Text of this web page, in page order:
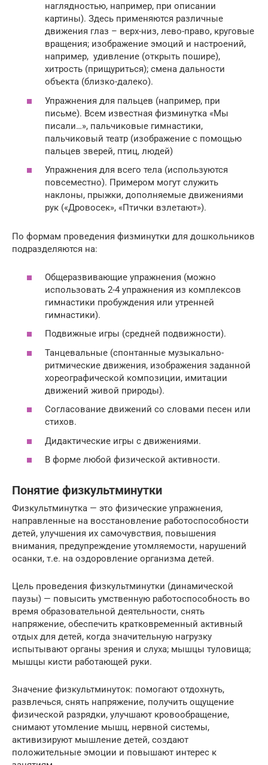
наглядностью, например, при описании
картины). Здесь применяются различные
движения глаз – верх-низ, лево-право, круговые
вращения; изображение эмоций и настроений,
например, удивление (открыть пошире),
хитрость (прищуриться); смена дальности
объекта (близко-далеко).
Упражнения для пальцев (например, при
письме). Всем известная физминутка «Мы
писали…», пальчиковые гимнастики,
пальчиковый театр (изображение с помощью
пальцев зверей, птиц, людей)
Упражнения для всего тела (используются
повсеместно). Примером могут служить
наклоны, прыжки, дополняемые движениями
рук («Дровосек», «Птички взлетают»).
По формам проведения физминутки для дошкольников
подразделяются на:
Общеразвивающие упражнения (можно
использовать 2-4 упражнения из комплексов
гимнастики пробуждения или утренней
гимнастики).
Подвижные игры (средней подвижности).
Танцевальные (спонтанные музыкально-
ритмические движения, изображения заданной
хореографической композиции, имитации
движений живой природы).
Согласование движений со словами песен или
стихов.
Дидактические игры с движениями.
В форме любой физической активности.
Понятие физкультминутки
Физкультминутка — это физические упражнения,
направленные на восстановление работоспособности
детей, улучшения их самочувствия, повышения
внимания, предупреждение утомляемости, нарушений
осанки, т.е. на оздоровление организма детей.
Цель проведения физкультминутки (динамической
паузы) — повысить умственную работоспособность во
время образовательной деятельности, снять
напряжение, обеспечить кратковременный активный
отдых для детей, когда значительную нагрузку
испытывают органы зрения и слуха; мышцы туловища;
мышцы кисти работающей руки.
Значение физкультминуток: помогают отдохнуть,
развлечься, снять напряжение, получить ощущение
физической разрядки, улучшают кровообращение,
снимают утомление мышц, нервной системы,
активизируют мышление детей, создают
положительные эмоции и повышают интерес к